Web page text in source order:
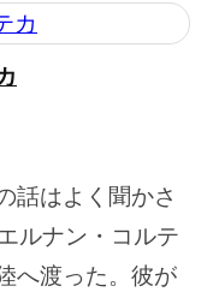
話はよく聞かさ
ルナン・コルテ
へ渡った。彼が